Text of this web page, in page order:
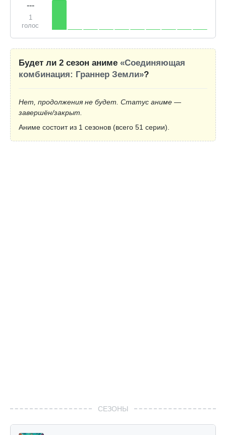
---
1
голос
Будет ли 2 сезон аниме «Соединяющая
комбинация: Граннер Земли»?
Нет, продолжения не будет. Статус аниме —
завершён/закрыт.
Аниме состоит из 1 сезонов (всего 51 серии).
СЕЗОНЫ